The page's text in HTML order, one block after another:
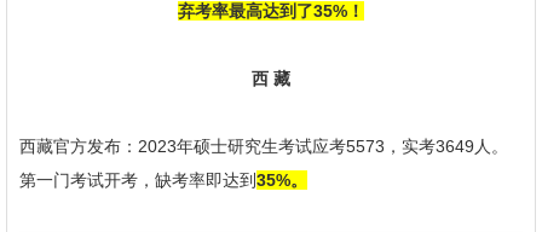
弃考率最高达到了35%！
西 藏
西藏官方发布：2023年硕士研究生考试应考5573，实考3649人。
第一门考试开考，缺考率即达到35%。